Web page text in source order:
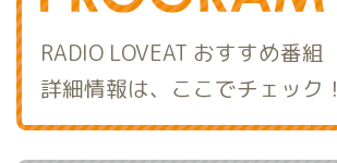
RADIO LOVEAT おすすめ番組
詳細情報は、ここでチェック！